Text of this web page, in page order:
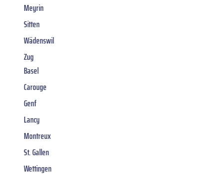
Meyrin
Sitten
Wädenswil
Zug
Basel
Carouge
Genf
Lancy
Montreux
St. Gallen
Wettingen